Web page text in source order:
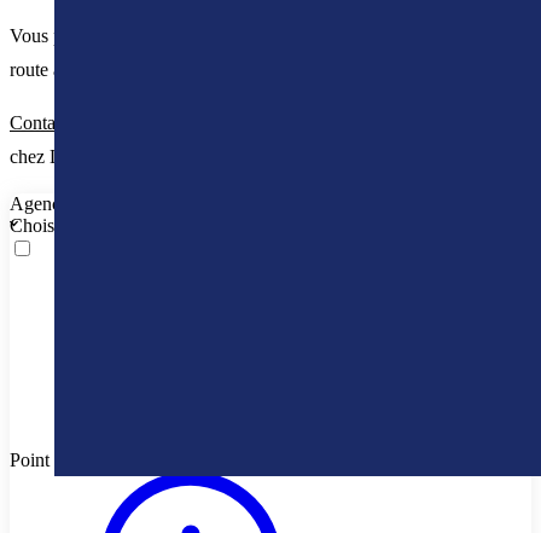
Vous partez en vacances à 5 ? Alors louez une
route à 9 ? Regardez nos
Contactez-nous
chez Luxauto.
Agence de départ
Choisissez une agence de départ
Point de livraison différentes